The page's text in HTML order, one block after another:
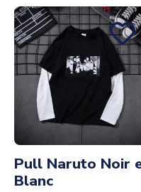
Pull Naruto Noir
Blanc